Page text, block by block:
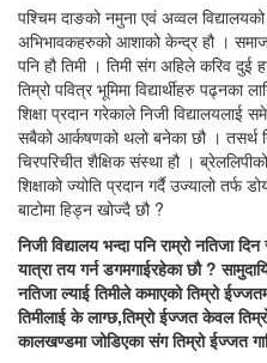
पश्चिम दाङको नमुना एवं अव्वल विद्यालयको
अभिभावकहरुको आशाको केन्द्र हौ ।
पनि हौ तिमी । तिमी संग अहिले करिव दुई
तिम्रो पवित्र भूमिमा विद्यार्थीहरु पढ्नका
शिक्षा प्रदान गरेकाले निजी विद्यालयलाई
सबैको आर्कषणको थलो बनेका छौ । तसर्थ
चिरपरिचीत शैक्षिक संस्था हौ ।
शिक्षाको ज्योति प्रदान गर्दै उज्यालो
बाटोमा हिड्न खोज्दै छौ ?
निजी विद्यालय भन्दा पनि राम्रो नतिजा
यात्रा तय गर्न डगमगाईरहेका छौ ?
नतिजा ल्याई तिमीले कमाएको तिम्रो
तिमीलाई के लाग्छ,तिम्रो ईज्जत केवल
कालखण्डमा जोडिएका संग तिम्रो ईज्जत